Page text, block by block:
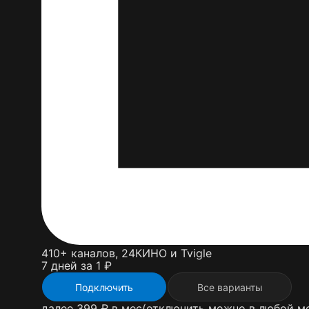
410+ каналов, 24КИНО и Tvigle
7 дней за 1 ₽
Подключить Все варианты